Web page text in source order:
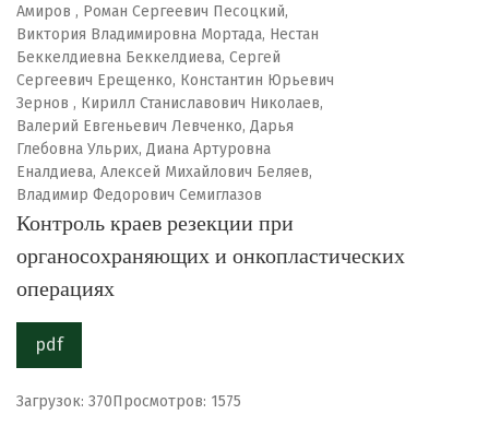
Амиров , Роман Сергеевич Песоцкий,
Виктория Владимировна Мортада, Нестан
Беккелдиевна Беккелдиева, Сергей
Сергеевич Ерещенко, Константин Юрьевич
Зернов , Кирилл Станиславович Николаев,
Валерий Евгеньевич Левченко, Дарья
Глебовна Ульрих, Диана Артуровна
Еналдиева, Алексей Михайлович Беляев,
Владимир Федорович Семиглазов
Контроль краев резекции при
органосохраняющих и онкопластических
операциях
pdf
Загрузок: 370Просмотров: 1575